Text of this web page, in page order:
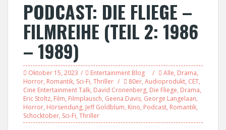
PODCAST: DIE FLIEGE –
FILMREIHE (TEIL 2: 1986
– 1989)
Oktober 15, 2023 Entertainment Blog Alle, Drama,
Horror, Romantik, Sci-Fi, Thriller 80er, Audioprodukt, CET,
Cine Entertainment Talk, David Cronenberg, Die Fliege, Drama,
Eric Stoltz, Film, Filmplausch, Geena Davis, George Langelaan,
Horror, Hörsendung, Jeff Goldblum, Kino, Podcast, Romantik,
Schocktober, Sci-Fi, Thriller